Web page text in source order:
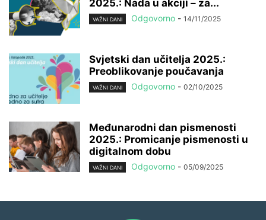
2025.: Nada u akciji – za...
VAŽNI DANI Odgovorno - 14/11/2025
Svjetski dan učitelja 2025.:
Preoblikovanje poučavanja
VAŽNI DANI Odgovorno - 02/10/2025
Međunarodni dan pismenosti
2025.: Promicanje pismenosti u
digitalnom dobu
VAŽNI DANI Odgovorno - 05/09/2025